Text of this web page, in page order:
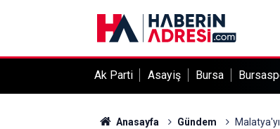
Ak Parti Asayiş Bursa
Anasayfa Gündem